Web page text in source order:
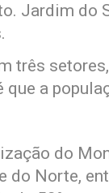
Jardim do
três
a
do
do Norte,